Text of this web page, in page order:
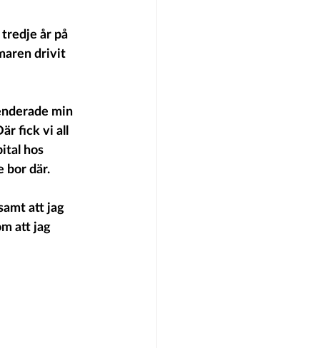
tredje år på
drivit
min
fick vi all
hos
bor där.
att jag
att jag